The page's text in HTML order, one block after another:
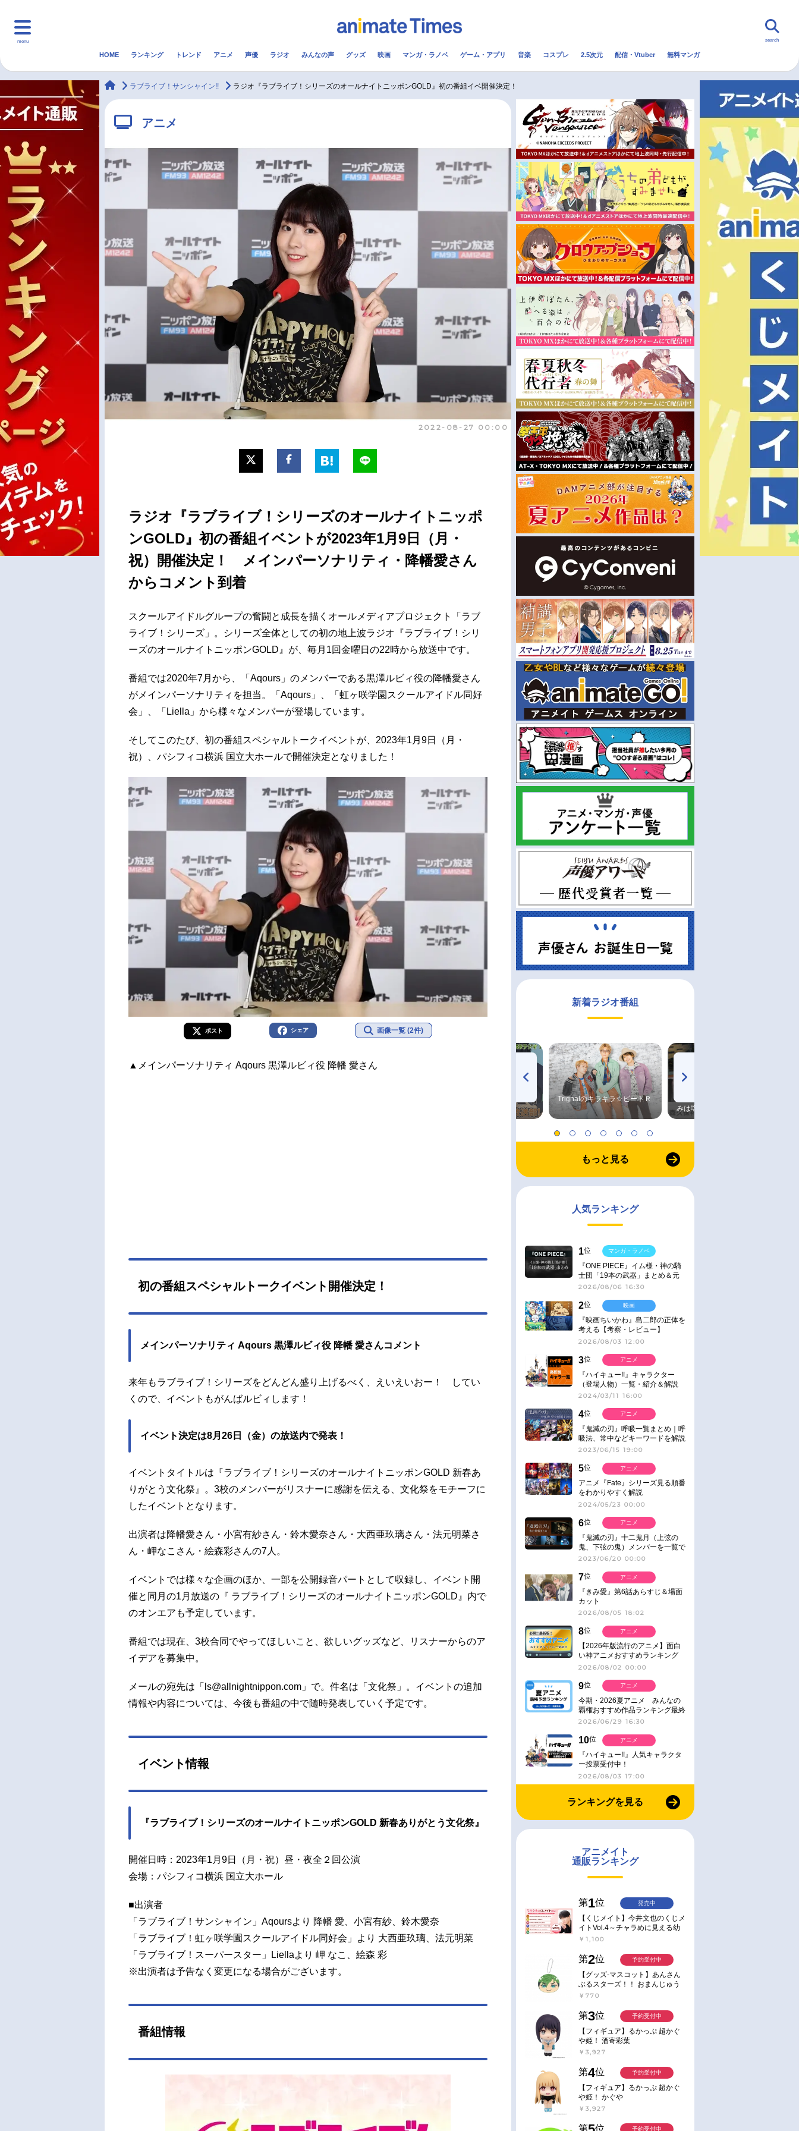
menu
マンガ・ラノベ ゲーム・アプリ 配信・Vtuber トレンド 無料マンガ
最新記事一覧
アニメ記事一覧
アニメ映画一覧
実写化映画一覧
男性声優/女性声優一覧
今期アニメ曜日別一覧
春アニメ
秋アニメ
冬アニメ
search
HOME ランキング トレンド アニメ 声優 ラジオ みんなの声 グッズ 映画 マンガ・ラノベ ゲーム・アプリ 音楽 コスプレ 2.5次元 配信・Vtuber 無料マンガ
animateTimes
ラブライブ！サンシャイン!! ラジオ『ラブライブ！シリーズのオールナイトニッポンGOLD』初の番組イベ開催決定！
アニメ
2022-08-27 00:00
ラジオ『ラブライブ！シリーズのオールナイトニッポ
ンGOLD』初の番組イベントが2023年1月9日（月・
祝）開催決定！ メインパーソナリティ・降幡愛さん
からコメント到着
スクールアイドルグループの奮闘と成長を描くオールメディアプロジェクト「ラブ
ライブ！シリーズ」。シリーズ全体としての初の地上波ラジオ『ラブライブ！シリ
ーズのオールナイトニッポンGOLD』が、毎月1回金曜日の22時から放送中です。
番組では2020年7月から、「Aqours」のメンバーである黒澤ルビィ役の降幡愛さん
がメインパーソナリティを担当。「Aqours」、「虹ヶ咲学園スクールアイドル同好
会」、「Liella」から様々なメンバーが登場しています。
そしてこのたび、初の番組スペシャルトークイベントが、2023年1月9日（月・
祝）、パシフィコ横浜 国立大ホールで開催決定となりました！
ポスト シェア 画像一覧 (2件)
▲メインパーソナリティ Aqours 黒澤ルビィ役 降幡 愛さん
初の番組スペシャルトークイベント開催決定！
メインパーソナリティ Aqours 黒澤ルビィ役 降幡 愛さんコメント
来年もラブライブ！シリーズをどんどん盛り上げるべく、えいえいおー！ してい
くので、イベントもがんばルビィします！
イベント決定は8月26日（金）の放送内で発表！
イベントタイトルは『ラブライブ！シリーズのオールナイトニッポンGOLD 新春あ
りがとう文化祭』。3校のメンバーがリスナーに感謝を伝える、文化祭をモチーフに
したイベントとなります。
出演者は降幡愛さん・小宮有紗さん・鈴木愛奈さん・大西亜玖璃さん・法元明菜さ
ん・岬なこさん・絵森彩さんの7人。
イベントでは様々な企画のほか、一部を公開録音パートとして収録し、イベント開
催と同月の1月放送の『 ラブライブ！シリーズのオールナイトニッポンGOLD』内で
のオンエアも予定しています。
番組では現在、3校合同でやってほしいこと、欲しいグッズなど、リスナーからのア
イデアを募集中。
メールの宛先は「ls@allnightnippon.com」で。件名は「文化祭」。イベントの追加
情報や内容については、今後も番組の中で随時発表していく予定です。
イベント情報
『ラブライブ！シリーズのオールナイトニッポンGOLD 新春ありがとう文化祭』
開催日時：2023年1月9日（月・祝）昼・夜全２回公演
会場：パシフィコ横浜 国立大ホール
■出演者
「ラブライブ！サンシャイン」Aqoursより 降幡 愛、小宮有紗、鈴木愛奈
「ラブライブ！虹ヶ咲学園スクールアイドル同好会」より 大西亜玖璃、法元明菜
「ラブライブ！スーパースター」Liellaより 岬 なこ、絵森 彩
※出演者は予告なく変更になる場合がございます。
番組情報
新着ラジオ番組
Trignalのキラキラ☆ビートＲ
みは塩だけ
もっと見る
人気ランキング
1位
『ONE PIECE』イム様・神の騎
士団「19本の武器」まとめ＆元
ネタ
2026/08/06 16:30
マンガ・ラノベ
2位
『映画ちいかわ』島二郎の正体を
考える【考察・レビュー】
2026/08/03 12:00
映画
3位
『ハイキュー!!』キャラクター
（登場人物）一覧・紹介＆解説
2024/03/11 16:00
アニメ
4位
『鬼滅の刃』呼吸一覧まとめ｜呼
吸法、常中などキーワードを解説
2023/06/15 19:00
アニメ
5位
アニメ『Fate』シリーズ見る順番
をわかりやすく解説
2024/05/23 00:00
アニメ
6位
『鬼滅の刃』十二鬼月（上弦の
鬼、下弦の鬼）メンバーを一覧で
紹介＆解説（登場鬼の情報まと
2023/06/20 00:00
アニメ
7位
『きみ愛』第6話あらすじ＆場面
カット
2026/08/05 18:02
アニメ
8位
【2026年版流行のアニメ】面白
い神アニメおすすめランキング
【名作・話題作】｜ジャンル別人
2026/08/02 00:00
アニメ
9位
今期・2026夏アニメ みんなの
覇権おすすめ作品ランキング最終
結果発表！
2026/06/29 16:30
アニメ
10位
『ハイキュー!!』人気キャラクタ
ー投票受付中！
2026/08/03 17:00
アニメ
ランキングを見る
アニメイト
通販ランキング
第1位
【くじメイト】今井文也のくじメ
イトVol.4～チャラめに見える幼
馴染、実は一途で独占欲が強いん
￥1,100
発売中
第2位
【グッズ-マスコット】あんさん
ぶるスターズ！！ おまんじゅう
にぎにぎマスコット ねくすと2
￥770
予約受付中
第3位
【フィギュア】るかっぷ 超かぐ
や姫！ 酒寄彩葉
￥3,927
予約受付中
第4位
【フィギュア】るかっぷ 超かぐ
や姫！ かぐや
￥3,927
予約受付中
第 位 予約受付中